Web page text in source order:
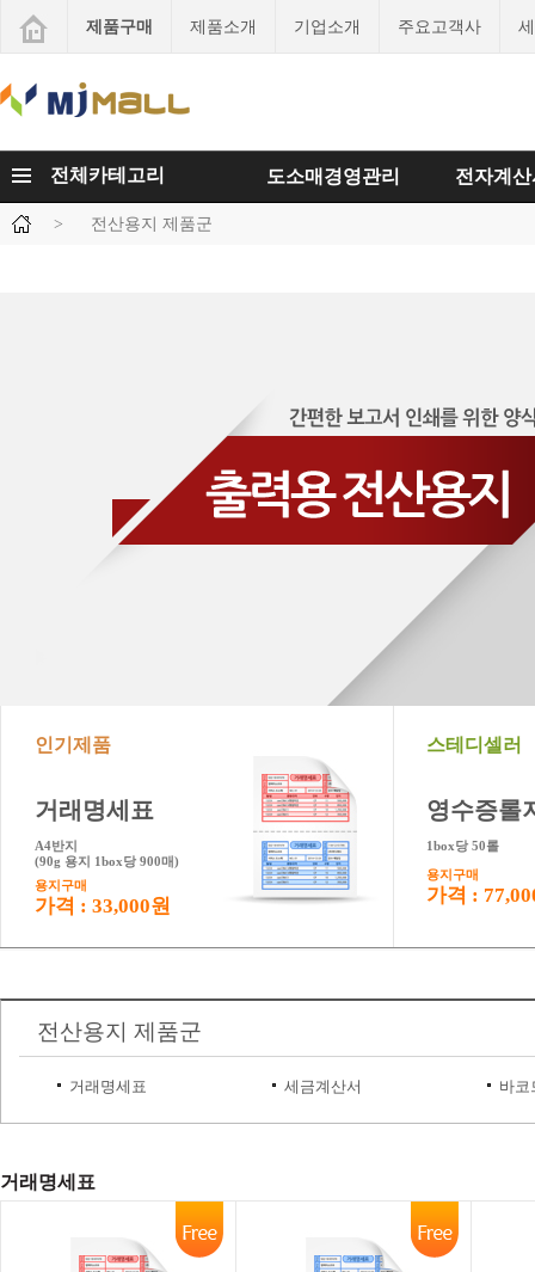
제품구매 제품소개 기업소개 주요고객사
전체카테고리 도소매경영관리 전자계
> 전산용지 제품군
인기제품
거래명세표
A4반지
(90g 용지 1box당 900매)
용지구매
가격 : 33,000원
스테디셀러
영수증롤
1box당 50롤
용지구매
가격 :
전산용지 제품군
거래명세표 세금계산서 바코
거래명세표